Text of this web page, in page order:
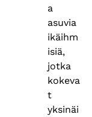
a
asuvia
ikäihm
isiä,
jotka
kokeva
t
yksinäi